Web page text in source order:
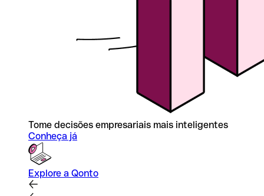
Tome decisões empresariais mais inteligentes
Conheça já
Explore a Qonto